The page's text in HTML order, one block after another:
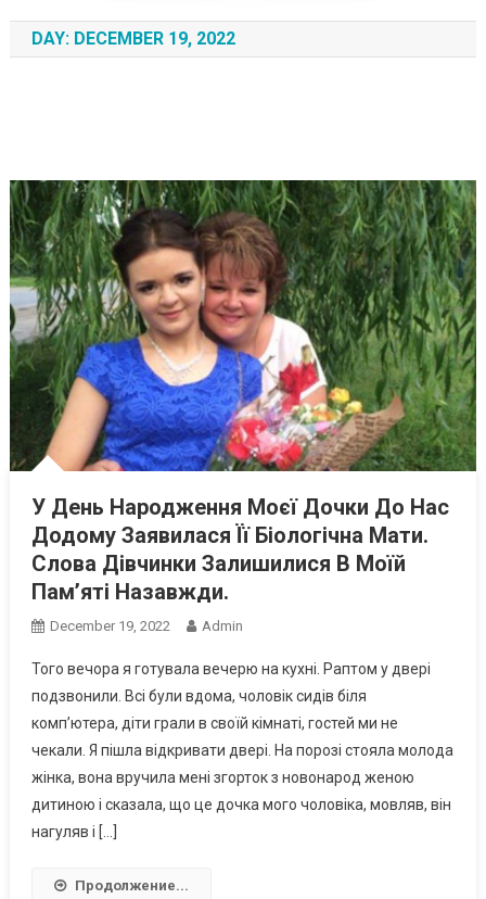
DAY: DECEMBER 19, 2022
У День Народження Моєї Дочки До Нас
Додому Заявилася Її Біологічна Мати.
Слова Дівчинки Залишилися В Моїй
Пам’яті Назавжди.
December 19, 2022 Admin
Того вечора я готувала вечерю на кухні. Раптом у двері
подзвонили. Всі були вдома, чоловік сидів біля
комп’ютера, діти грали в своїй кімнаті, гостей ми не
чекали. Я пішла відкривати двері. На порозі стояла молода
жінка, вона вручила мені згорток з новонарод женою
дитиною і сказала, що це дочка мого чоловіка, мовляв, він
нагуляв і […]
Продолжение...